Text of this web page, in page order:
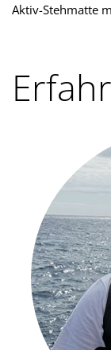
Aktiv-Stehmatte